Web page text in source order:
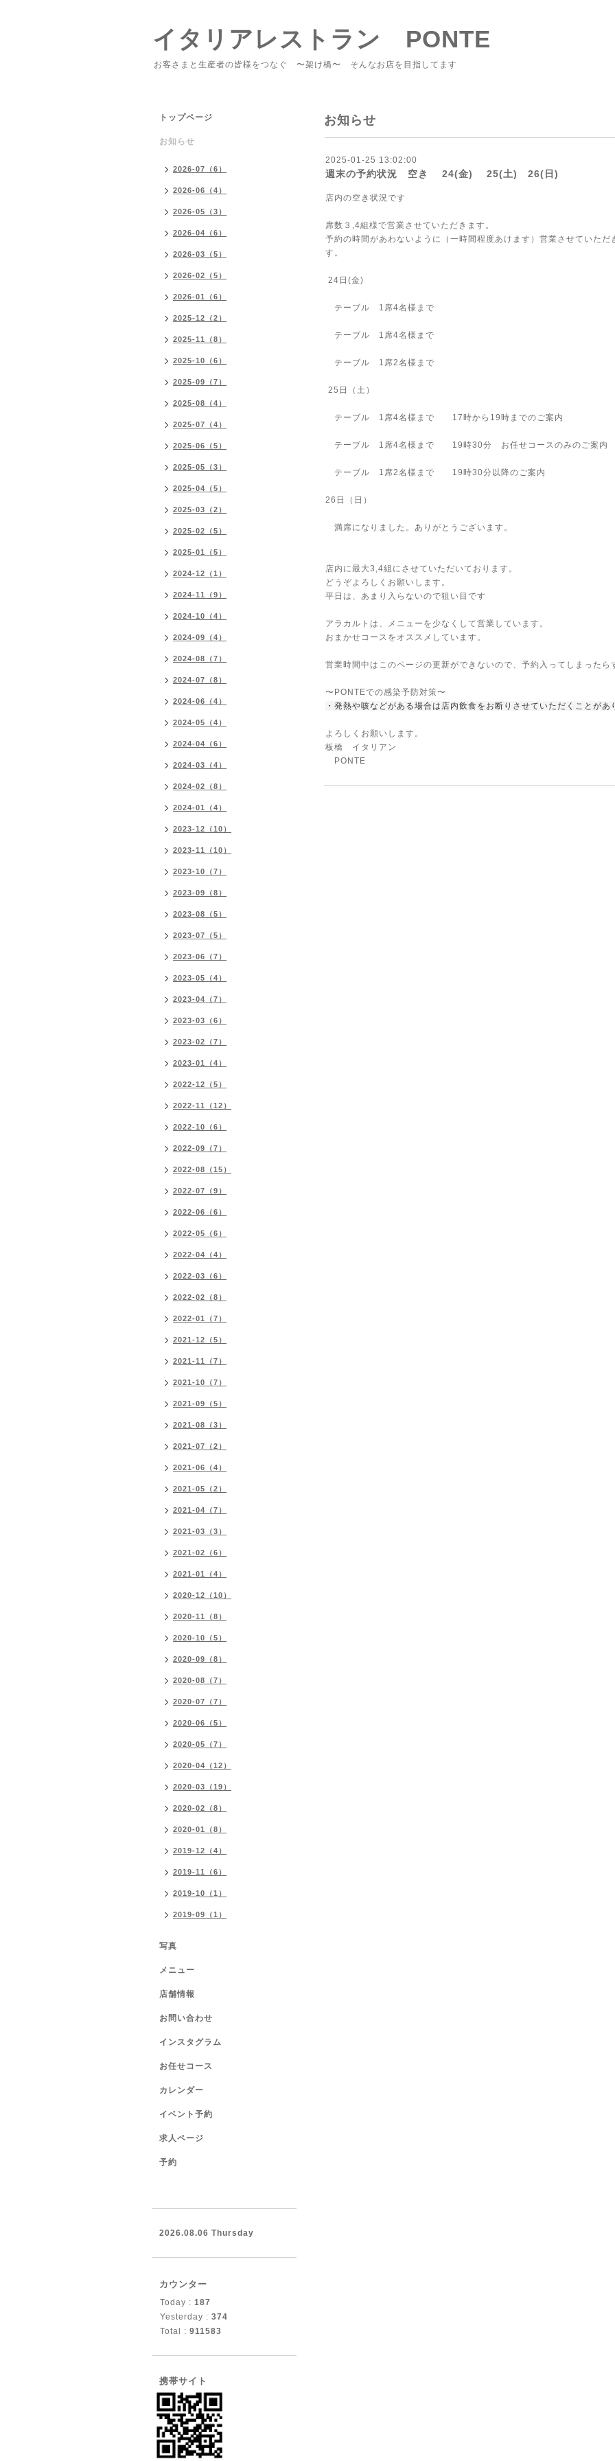
イタリアレストラン PONTE
お客さまと生産者の皆様をつなぐ 〜架け橋〜 そんなお店を目指してます
お知らせ
2025-01-25 13:02:00
週末の予約状況 空き 24(金) 25(土) 26(日)
店内の空き状況です
席数３,4組様で営業させていただきます。
予約の時間があわないように（一時間程度あけます）営業させていただ
す。
24日(金)
テーブル 1席4名様まで
テーブル 1席4名様まで
テーブル 1席2名様まで
25日（土）
テーブル 1席4名様まで 17時から19時までのご案内
テーブル 1席4名様まで 19時30分 お任せコースのみのご案内
テーブル 1席2名様まで 19時30分以降のご案内
26日（日）
満席になりました。ありがとうございます。
店内に最大3,4組にさせていただいております。
どうぞよろしくお願いします。
平日は、あまり入らないので狙い目です
アラカルトは、メニューを少なくして営業しています。
おまかせコースをオススメしています。
営業時間中はこのページの更新ができないので、予約入ってしまったら
〜PONTEでの感染予防対策〜
・発熱や咳などがある場合は店内飲食をお断りさせていただくことがあ
よろしくお願いします。
板橋 イタリアン
PONTE
トップページ
お知らせ
2026-07（6）
2026-06（4）
2026-05（3）
2026-04（6）
2026-03（5）
2026-02（5）
2026-01（6）
2025-12（2）
2025-11（8）
2025-10（6）
2025-09（7）
2025-08（4）
2025-07（4）
2025-06（5）
2025-05（3）
2025-04（5）
2025-03（2）
2025-02（5）
2025-01（5）
2024-12（1）
2024-11（9）
2024-10（4）
2024-09（4）
2024-08（7）
2024-07（8）
2024-06（4）
2024-05（4）
2024-04（6）
2024-03（4）
2024-02（8）
2024-01（4）
2023-12（10）
2023-11（10）
2023-10（7）
2023-09（8）
2023-08（5）
2023-07（5）
2023-06（7）
2023-05（4）
2023-04（7）
2023-03（6）
2023-02（7）
2023-01（4）
2022-12（5）
2022-11（12）
2022-10（6）
2022-09（7）
2022-08（15）
2022-07（9）
2022-06（6）
2022-05（6）
2022-04（4）
2022-03（6）
2022-02（8）
2022-01（7）
2021-12（5）
2021-11（7）
2021-10（7）
2021-09（5）
2021-08（3）
2021-07（2）
2021-06（4）
2021-05（2）
2021-04（7）
2021-03（3）
2021-02（6）
2021-01（4）
2020-12（10）
2020-11（8）
2020-10（5）
2020-09（8）
2020-08（7）
2020-07（7）
2020-06（5）
2020-05（7）
2020-04（12）
2020-03（19）
2020-02（8）
2020-01（8）
2019-12（4）
2019-11（6）
2019-10（1）
2019-09（1）
写真
メニュー
店舗情報
お問い合わせ
インスタグラム
お任せコース
カレンダー
イベント予約
求人ページ
予約
2026.08.06 Thursday
カウンター
Today : 187
Yesterday : 374
Total : 911583
携帯サイト